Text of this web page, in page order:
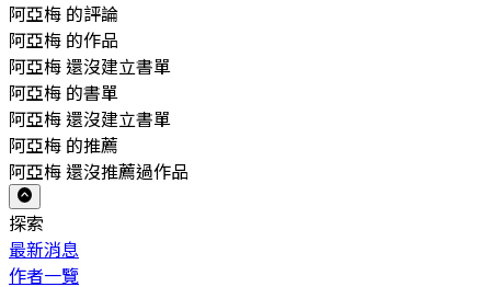
阿亞梅 的評論
阿亞梅 的作品
阿亞梅 還沒建立書單
阿亞梅 的書單
阿亞梅 還沒建立書單
阿亞梅 的推薦
阿亞梅 還沒推薦過作品
探索
最新消息
作者一覽